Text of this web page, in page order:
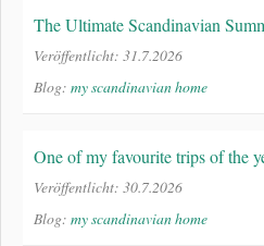
The Ultimate Scandinavian
Veröffentlicht: 31.7.2026
Blog: my scandinavian home
One of my favourite trips of the
Veröffentlicht: 30.7.2026
Blog: my scandinavian home